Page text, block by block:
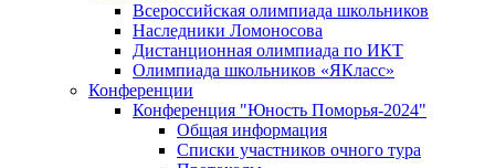
Всероссийская олимпиада школьников
Наследники Ломоносова
Дистанционная олимпиада по ИКТ
Олимпиада школьников «ЯКласс»
Конференции
Конференция "Юность Поморья-2024"
Общая информация
Списки участников очного тура